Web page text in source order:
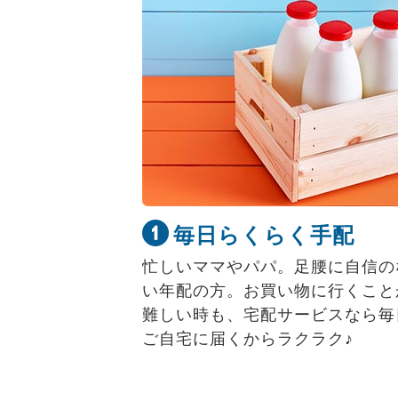
毎日らくらく手配
忙しいママやパパ。足腰に自信
い年配の方。お買い物に行くこ
難しい時も、宅配サービスなら
ご自宅に届くからラクラク♪